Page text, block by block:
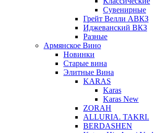
Сувенирные
Грейт Велли АВКЗ
Иджеванский ВКЗ
Разные
Армянское Вино
Новинки
Старые вина
Элитные Вина
KARAS
Karas
Karas New
ZORAH
ALLURIA. TAKRI.
BERDASHEN